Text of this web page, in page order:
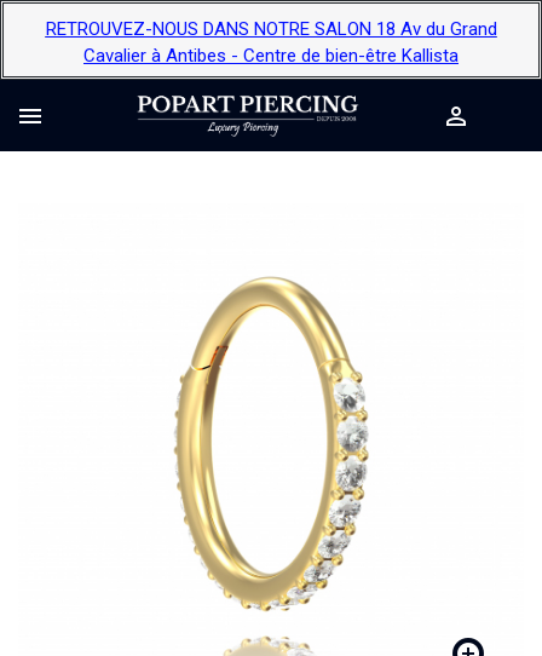
RETROUVEZ-NOUS DANS NOTRE SALON 18 Av du Grand
Cavalier à Antibes - Centre de bien-être Kallista
 